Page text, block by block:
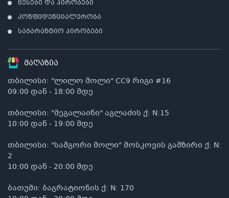
წესები და პირობები
კონფიდენციალურობა
საგარანტიო პირობები
მაღაზია
თბილისი: "ლილო მოლი" CC9 რიგი #16
09:00 დან - 18:00 მდე
თბილისი: "მეგალაინი" აგლაძის ქ: N:15
10:00 დან - 19:00 მდე
თბილისი: "სამგორი მოლი" მოსკოვის გამზირი ქ: N:
2
10:00 დან - 20:00 მდე
ბათუმი: ბაგრატიონის ქ: N: 170